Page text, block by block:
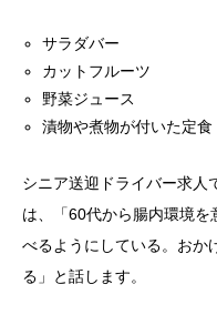
サラダバー
カットフルーツ
野菜ジュース
漬物や煮物が付いた定食
シニア送迎ドライバー求人
は、「60代から腸内環境
べるようにしている。おか
る」と話します。